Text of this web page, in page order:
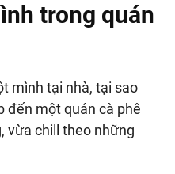
trong quán
mình tại nhà, tại sao
đến một quán cà phê
vừa chill theo những